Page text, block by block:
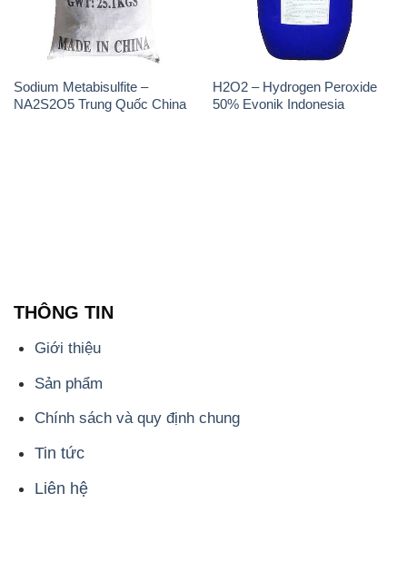
Sodium Metabisulfite –
NA2S2O5 Trung Quốc China
H2O2 – Hydrogen Peroxide
50% Evonik Indonesia
THÔNG TIN
Giới thiệu
Sản phẩm
Chính sách và quy định chung
Tin tức
Liên hệ